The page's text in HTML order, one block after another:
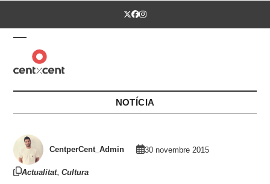
Twitter
Facebook
Instagram
Open
mobile
menu
Close
mobile
menu
NOTÍCIA
CentperCent_Admin 30 novembre 2015
Actualitat,Cultura